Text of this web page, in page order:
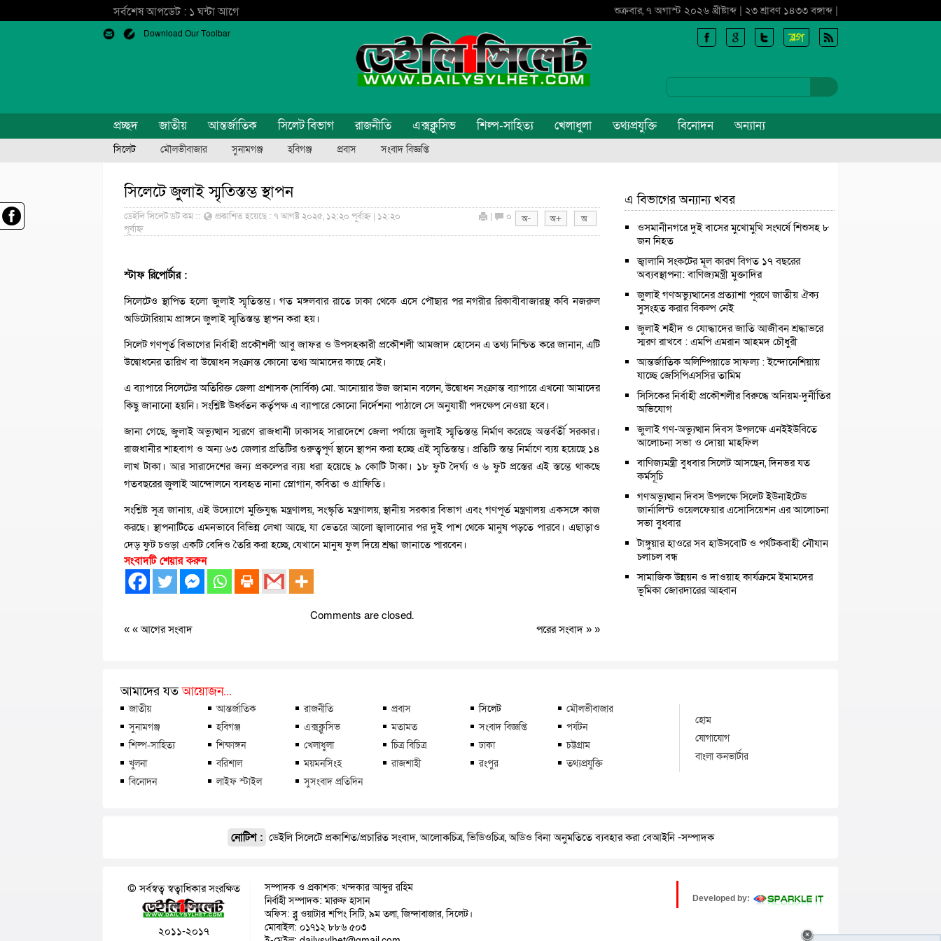
সর্বশেষ আপডেট : ১ ঘন্টা আগে শুক্রবার, ৭ অগাস্ট ২০২৬ খ্রীষ্টাব্দ | ২৩ শ্রাবণ ১৪৩৩ বঙ্গাব্দ |
Download Our Toolbar
প্রচ্ছদ জাতীয় আন্তর্জাতিক সিলেট বিভাগ রাজনীতি এক্সক্লুসিভ শিল্প-সাহিত্য খেলাধুলা তথ্যপ্রযুক্তি বিনোদন অন্যান্য
সিলেট মৌলভীবাজার সুনামগঞ্জ হবিগঞ্জ প্রবাস সংবাদ বিজ্ঞপ্তি
সিলেটে জুলাই স্মৃতিস্তম্ভ স্থাপন
ডেইলি সিলেট ডট কম ::
প্রকাশিত হয়েছে : ৭ আগষ্ট ২০২৫, ১২:২০ পূর্বাহ্ন | ১২:২০
পূর্বাহ্ন
| ০
স্টাফ রিপোর্টার :
সিলেটেও স্থাপিত হলো জুলাই স্মৃতিস্তম্ভ। গত মঙ্গলবার রাতে ঢাকা থেকে এসে পৌছার পর নগরীর রিকাবীবাজারস্থ কবি নজরুল
অডিটোরিয়াম প্রাঙ্গনে জুলাই স্মৃতিস্তম্ভ স্থাপন করা হয়।
সিলেট গণপূর্ত বিভাগের নির্বাহী প্রকৌশলী আবু জাফর ও উপসহকারী প্রকৌশলী আমজাদ হোসেন এ তথ্য নিশ্চিত করে জানান, এটি
উদ্বোধনের তারিখ বা উদ্বোধন সংক্রান্ত কোনো তথ্য আমাদের কাছে নেই।
এ ব্যাপারে সিলেটের অতিরিক্ত জেলা প্রশাসক (সার্বিক) মো. আনোয়ার উজ জামান বলেন, উদ্বোধন সংক্রান্ত ব্যাপারে এখনো আমাদের
কিছু জানানো হয়নি। সংশ্লিষ্ট উর্ধ্বতন কর্তৃপক্ষ এ ব্যাপারে কোনো নির্দেশনা পাঠালে সে অনুযায়ী পদক্ষেপ নেওয়া হবে।
জানা গেছে, জুলাই অভ্যুত্থান স্মরণে রাজধানী ঢাকাসহ সারাদেশে জেলা পর্যায়ে জুলাই স্মৃতিস্তম্ভ নির্মাণ করেছে অন্তর্বর্তী সরকার।
রাজধানীর শাহবাগ ও অন্য ৬৩ জেলার প্রতিটির গুরুত্বপূর্ণ স্থানে স্থাপন করা হচ্ছে এই স্মৃতিস্তম্ভ। প্রতিটি স্তম্ভ নির্মাণে ব্যয় হয়েছে ১৪
লাখ টাকা। আর সারাদেশের জন্য প্রকল্পের ব্যয় ধরা হয়েছে ৯ কোটি টাকা। ১৮ ফুট দৈর্ঘ্য ও ৬ ফুট প্রস্তের এই স্তম্ভে থাকছে
গতবছরের জুলাই আন্দোলনে ব্যবহৃত নানা স্লোগান, কবিতা ও গ্রাফিতি।
সংশ্লিষ্ট সূত্র জানায়, এই উদ্যোগে মুক্তিযুদ্ধ মন্ত্রণালয়, সংস্কৃতি মন্ত্রণালয়, স্থানীয় সরকার বিভাগ এবং গণপূর্ত মন্ত্রণালয় একসঙ্গে কাজ
করছে। স্থাপনাটিতে এমনভাবে বিভিন্ন লেখা আছে, যা ভেতরে আলো জ্বালানোর পর দুই পাশ থেকে মানুষ পড়তে পারবে। এছাড়াও
দেড় ফুট চওড়া একটি বেদিও তৈরি করা হচ্ছে, যেখানে মানুষ ফুল দিয়ে শ্রদ্ধা জানাতে পারবেন।
সংবাদটি শেয়ার করুন
Comments are closed.
« «আগের সংবাদ পরের সংবাদ » »
এ বিভাগের অন্যান্য খবর
ওসমানীনগরে দুই বাসের মুখোমুখি সংঘর্ষে শিশুসহ ৮
জন নিহত
জ্বালানি সংকটের মূল কারণ বিগত ১৭ বছরের
অব্যবস্থাপনা: বাণিজ্যমন্ত্রী মুক্তাদির
জুলাই গণঅভ্যুত্থানের প্রত্যাশা পূরণে জাতীয় ঐক্য
সুসংহত করার বিকল্প নেই
জুলাই শহীদ ও যোদ্ধাদের জাতি আজীবন শ্রদ্ধাভরে
স্মরণ রাখবে : এমপি এমরান আহমদ চৌধুরী
আন্তর্জাতিক অলিম্পিয়াডে সাফল্য : ইন্দোনেশিয়ায়
যাচ্ছে জেসিপিএসসির তামিম
সিসিকের নির্বাহী প্রকৌশলীর বিরুদ্ধে অনিয়ম-দুর্নীতির
অভিযোগ
জুলাই গণ-অভ্যুত্থান দিবস উপলক্ষে এনইইউবিতে
আলোচনা সভা ও দোয়া মাহফিল
বাণিজ্যমন্ত্রী বুধবার সিলেট আসছেন, দিনভর যত
কর্মসূচি
গণঅভ্যুত্থান দিবস উপলক্ষে সিলেট ইউনাইটেড
জার্নালিস্ট ওয়েলফেয়ার এসোসিয়েশন এর আলোচনা
সভা বুধবার
টাঙ্গুয়ার হাওরে সব হাউসবোট ও পর্যটকবাহী নৌযান
চলাচল বন্ধ
সামাজিক উন্নয়ন ও দাওয়াহ কার্যক্রমে ইমামদের
ভূমিকা জোরদারের আহ্বান
আমাদের যতআয়োজন...
জাতীয় আন্তর্জাতিক রাজনীতি প্রবাস সিলেট
মৌলভীবাজার
সুনামগঞ্জ
হবিগঞ্জ এক্সক্লুসিভ মতামত সংবাদ বিজ্ঞপ্তি
পর্যটন
শিল্প-সাহিত্য
শিক্ষাঙ্গন খেলাধুলা চিত্র বিচিত্র ঢাকা
চট্টগ্রাম
খুলনা
বরিশাল ময়মনসিংহ রাজশাহী রংপুর
তথ্যপ্রযুক্তি
বিনোদন
লাইফ স্টাইল সুসংবাদ প্রতিদিন
হোম
যোগাযোগ
বাংলা কনভার্টার
নোটিশ : ডেইলি সিলেটে প্রকাশিত/প্রচারিত সংবাদ, আলোকচিত্র, ভিডিওচিত্র, অডিও বিনা অনুমতিতে ব্যবহার করা বেআইনি -সম্পাদক
© সর্বস্বত্ব স্বত্বাধিকার সংরক্ষিত
২০১১-২০১৭
সম্পাদক ও প্রকাশক: খন্দকার আব্দুর রহিম
নির্বাহী সম্পাদক: মারুফ হাসান
অফিস: ব্লু ওয়াটার শপিং সিটি, ৯ম তলা, জিন্দাবাজার, সিলেট।
মোবাইল: ০১৭১২ ৮৮৬ ৫০৩
Developed by: